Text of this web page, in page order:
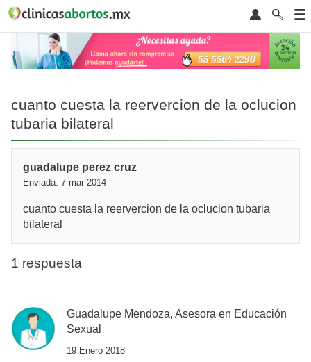
cuanto cuesta la reervercion de la oclucion
tubaria bilateral
guadalupe perez cruz
Enviada: 7 mar 2014
cuanto cuesta la reervercion de la oclucion tubaria
bilateral
1 respuesta
Guadalupe Mendoza, Asesora en Educación
Sexual
19 Enero 2018